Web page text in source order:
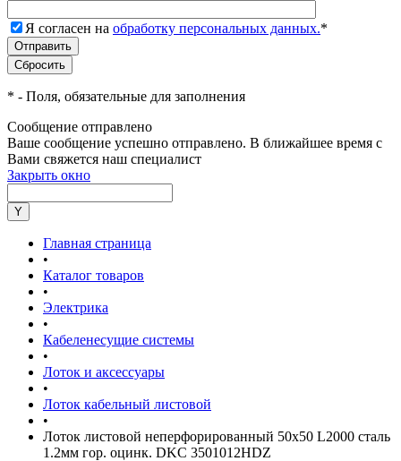
Я согласен на обработку персональных данных.*
* - Поля, обязательные для заполнения
Сообщение отправлено
Ваше сообщение успешно отправлено. В ближайшее время с
Вами свяжется наш специалист
Закрыть окно
Главная страница
•
Каталог товаров
•
Электрика
•
Кабеленесущие системы
•
Лоток и аксессуары
•
Лоток кабельный листовой
•
Лоток листовой неперфорированный 50х50 L2000 сталь
1.2мм гор. оцинк. DKC 3501012HDZ